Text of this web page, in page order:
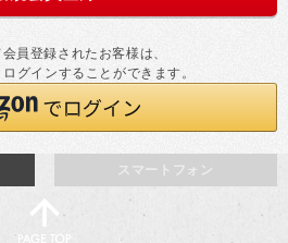
員登録されたお客様は、
グインすることができます。
スマートフォン